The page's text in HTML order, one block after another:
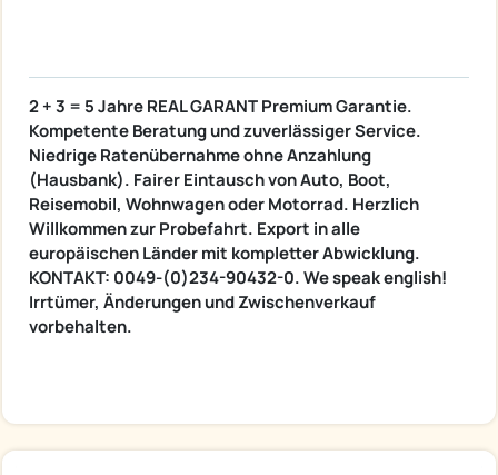
2 + 3 = 5 Jahre REAL GARANT Premium Garantie.
Kompetente Beratung und zuverlässiger Service.
Niedrige Ratenübernahme ohne Anzahlung
(Hausbank). Fairer Eintausch von Auto, Boot,
Reisemobil, Wohnwagen oder Motorrad. Herzlich
Willkommen zur Probefahrt. Export in alle
europäischen Länder mit kompletter Abwicklung.
KONTAKT: 0049-(0)234-90432-0. We speak english!
Irrtümer, Änderungen und Zwischenverkauf
vorbehalten.